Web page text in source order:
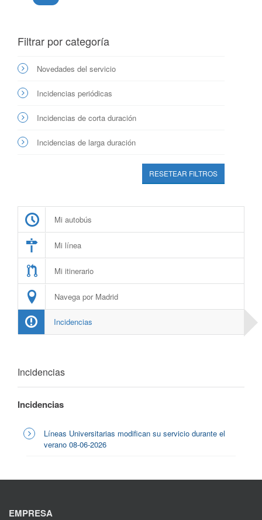
Filtrar por categoría
Novedades del servicio
Incidencias periódicas
Incidencias de corta duración
Incidencias de larga duración
RESETEAR FILTROS
Mi autobús
Mi línea
Mi itinerario
Navega por Madrid
Incidencias
Incidencias
Incidencias
Líneas Universitarias modifican su servicio durante el
verano 08-06-2026
EMPRESA